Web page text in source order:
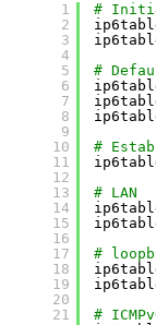
1
2
3
4
5
6
7
8
9
10
11
12
13
14
15
16
17
18
19
20
21
#
#
#
# LAN
#
#